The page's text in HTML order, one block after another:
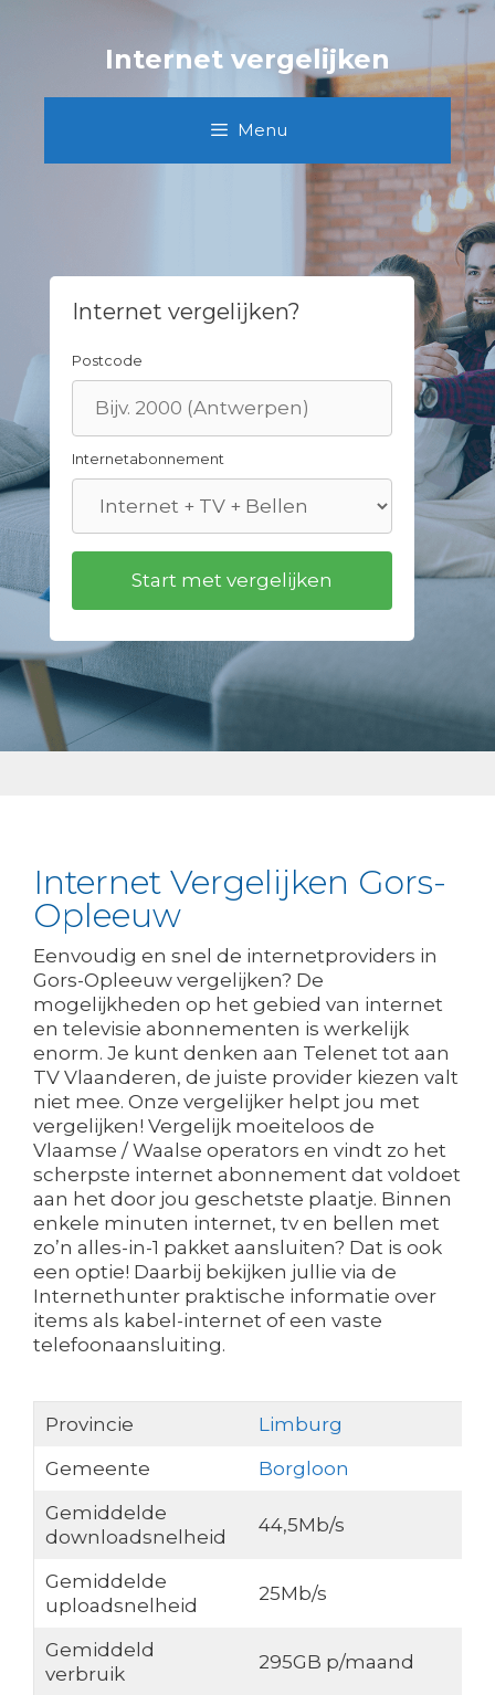
Internet vergelijken
Menu
Internet vergelijken?
Postcode
Internetabonnement
Internet Vergelijken Gors-
Opleeuw
Eenvoudig en snel de internetproviders in
Gors-Opleeuw vergelijken? De
mogelijkheden op het gebied van internet
en televisie abonnementen is werkelijk
enorm. Je kunt denken aan Telenet tot aan
TV Vlaanderen, de juiste provider kiezen valt
niet mee. Onze vergelijker helpt jou met
vergelijken! Vergelijk moeiteloos de
Vlaamse / Waalse operators en vindt zo het
scherpste internet abonnement dat voldoet
aan het door jou geschetste plaatje. Binnen
enkele minuten internet, tv en bellen met
zo’n alles-in-1 pakket aansluiten? Dat is ook
een optie! Daarbij bekijken jullie via de
Internethunter praktische informatie over
items als kabel-internet of een vaste
telefoonaansluiting.
Provincie
Limburg
Gemeente
Borgloon
Gemiddelde
downloadsnelheid
44,5Mb/s
Gemiddelde
uploadsnelheid
25Mb/s
Gemiddeld
verbruik
295GB p/maand